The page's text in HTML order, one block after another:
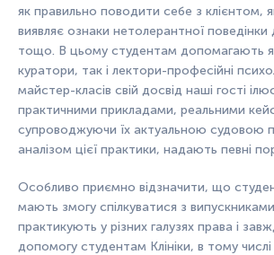
як правильно поводити себе з клієнтом,
виявляє ознаки нетолерантної
тощо. В цьому студентам допомагають
куратори, так і лектори-професійні
майстер-класів свій досвід наші гості
практичними прикладами, реальними
супроводжуючи їх актуальною судовою
аналізом цієї практики, надають певні
Особливо приємно відзначити, що
мають змогу спілкуватися з випускниками
практикують у різних галузях права і
допомогу студентам Клініки, в тому